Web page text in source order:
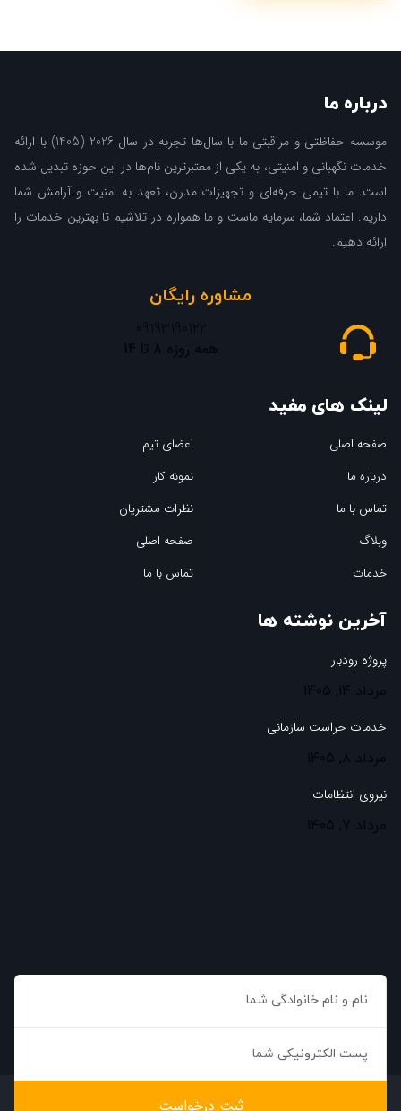
درباره ما
موسسه حفاظتی و مراقبتی ما با سال‌ها تجربه در سال 2026 (1405) با ارائه
خدمات نگهبانی و امنیتی، به یکی از معتبرترین نام‌ها در این حوزه تبدیل شده
است. ما با تیمی حرفه‌ای و تجهیزات مدرن، تعهد به امنیت و آرامش شما
داریم. اعتماد شما، سرمایه ماست و ما همواره در تلاشیم تا بهترین خدمات را
ارائه دهیم.
مشاوره رایگان
لینک های مفید
صفحه اصلی
درباره ما
تماس با ما
وبلاگ
خدمات
اعضای تیم
نمونه کار
نظرات مشتریان
صفحه اصلی
تماس با ما
آخرین نوشته ها
پروژه رودبار
خدمات حراست سازمانی
نیروی انتظامات
ثبت درخواست